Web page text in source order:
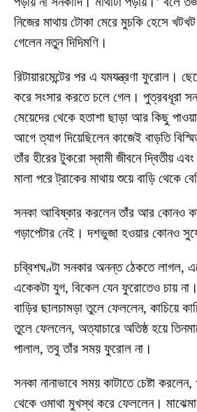
নিজের মাথায় টোকা মেরে মুচকি হেসে
গেলেন নতুন দিদিমণি।
রিটায়ারমেন্টের পর এ যমযন্ত্রণা ফুরোল।
করে সংসার করতে চলে গেল। পুত্রবধূরা
মেয়েদের থেকে হতাশা ছাড়া আর কিছু
আগে ত্যাগ দিয়েছিলেন কাজেই বাড়তি
তাঁর হীরের টুকরো স্বামী জীবনে দ্বিতীয়
মালা পরে ট্রাকের মাথায় শুয়ে বাড়ি থেকে
সনকা আবিষ্কার করলেন তাঁর আর কোনও
গড়াপেটার নেই। দশভুজা হওয়ার কোনও
চব্বিশঘণ্টা সনকার অনন্ত ঠেকতে লাগল,
একেকটা যুগ, বিকেল যেন ফুরোতেও চায়
বাড়ির ছালচামড়া তুলে ফেললেন, কাচিয়ে
তুলে ফেললেন, অত্যাচারে অতিষ্ঠ হয়ে
পালাল, তবু তাঁর সময় ফুরোল না।
সনকা নানাভাবে সময় কাটাতে চেষ্টা
থেকে ওমাথা মুখস্থ করে ফেললেন।